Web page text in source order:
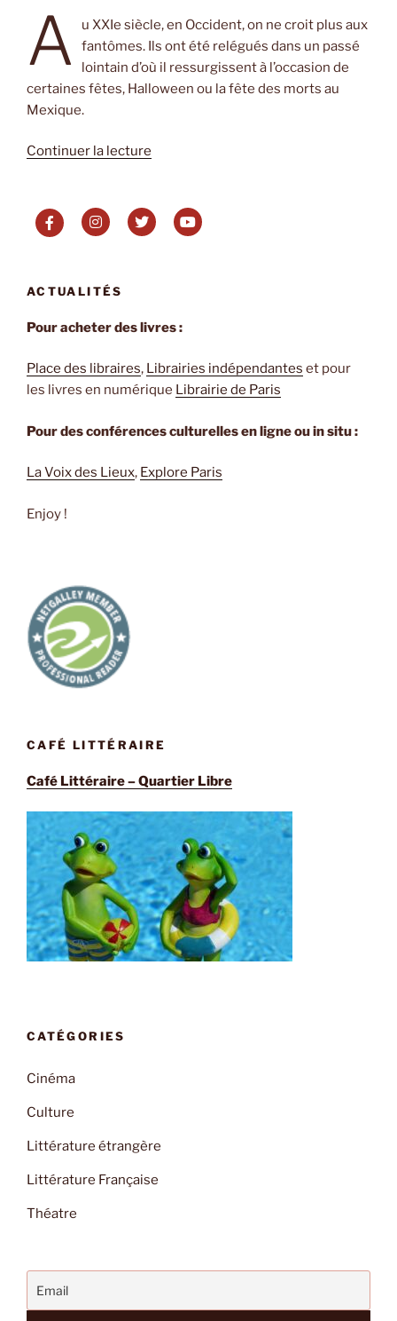
A
u XXIe siècle, en Occident, on ne croit plus aux
fantômes. Ils ont été relégués dans un passé
lointain d’où il ressurgissent à l’occasion de
certaines fêtes, Halloween ou la fête des morts au
Mexique.
Continuer la lecture
des
morts
Gros) »
ACTUALITÉS
Pour acheter des livres :
Place des libraires, Librairies indépendantes et pour
les livres en numérique Librairie de Paris
Pour des conférences culturelles en ligne ou in situ :
La Voix des Lieux, Explore Paris
Enjoy !
CAFÉ LITTÉRAIRE
Café Littéraire – Quartier Libre
CATÉGORIES
Cinéma
Culture
Littérature étrangère
Littérature Française
Théatre